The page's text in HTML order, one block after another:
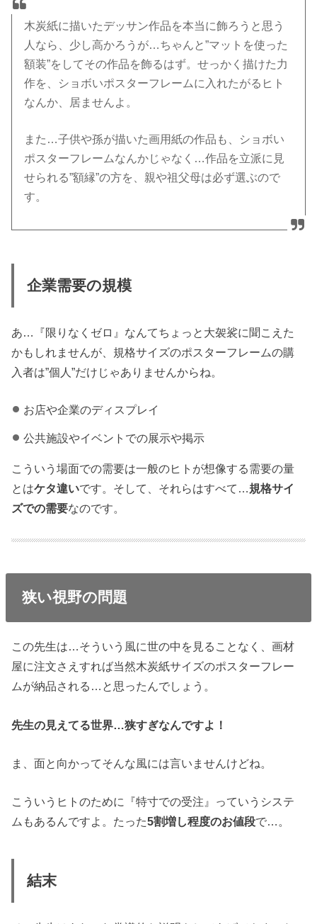
木炭紙に描いたデッサン作品を本当に飾ろうと思う
人なら、少し高かろうが…ちゃんと”マットを使った
額装”をしてその作品を飾るはず。せっかく描けた力
作を、ショボいポスターフレームに入れたがるヒト
なんか、居ませんよ。
また…子供や孫が描いた画用紙の作品も、ショボい
ポスターフレームなんかじゃなく…作品を立派に見
せられる”額縁”の方を、親や祖父母は必ず選ぶので
す。
企業需要の規模
あ…『限りなくゼロ』なんてちょっと大袈裟に聞こえた
かもしれませんが、規格サイズのポスターフレームの購
入者は”個人”だけじゃありませんからね。
お店や企業のディスプレイ
公共施設やイベントでの展示や掲示
こういう場面での需要は一般のヒトが想像する需要の量
とはケタ違いです。そして、それらはすべて…規格サイ
ズでの需要なのです。
狭い視野の問題
この先生は…そういう風に世の中を見ることなく、画材
屋に注文さえすれば当然木炭紙サイズのポスターフレー
ムが納品される…と思ったんでしょう。
先生の見えてる世界…狭すぎなんですよ！
ま、面と向かってそんな風には言いませんけどね。
こういうヒトのために『特寸での受注』っていうシステ
ムもあるんですよ。たった5割増し程度のお値段で…。
結末